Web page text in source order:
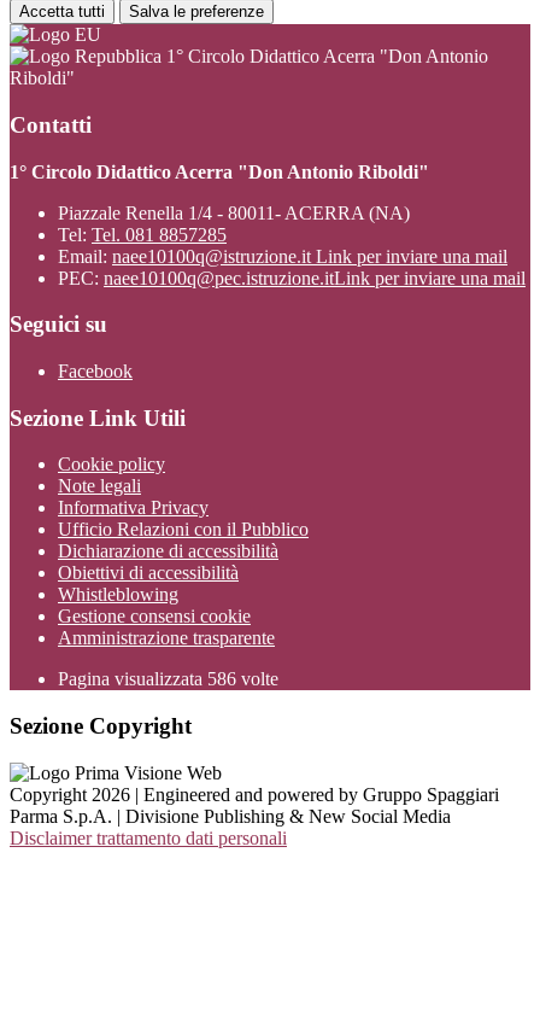
Accetta tutti Salva le preferenze
1° Circolo Didattico Acerra "Don Antonio
Riboldi"
Contatti
1° Circolo Didattico Acerra "Don Antonio Riboldi"
Piazzale Renella 1/4 - 80011- ACERRA (NA)
Tel: Tel. 081 8857285
Email: naee10100q@istruzione.it Link per inviare una mail
PEC: naee10100q@pec.istruzione.itLink per inviare una mail
Seguici su
Facebook
Sezione Link Utili
Cookie policy
Note legali
Informativa Privacy
Ufficio Relazioni con il Pubblico
Dichiarazione di accessibilità
Obiettivi di accessibilità
Whistleblowing
Gestione consensi cookie
Amministrazione trasparente
Pagina visualizzata 586 volte
Sezione Copyright
Copyright 2026 | Engineered and powered by Gruppo Spaggiari
Parma S.p.A. | Divisione Publishing & New Social Media
Disclaimer trattamento dati personali